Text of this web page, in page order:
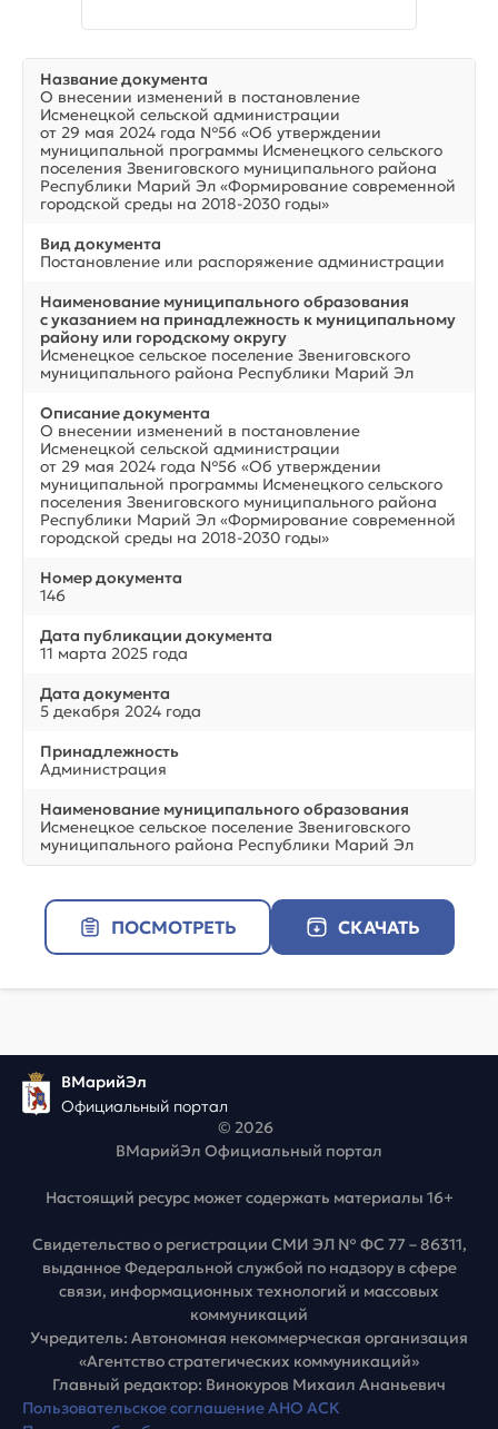
Название документа
О внесении изменений в постановление
Исменецкой сельской администрации
от 29 мая 2024 года №56 «Об утверждении
муниципальной программы Исменецкого сельского
поселения Звениговского муниципального района
Республики Марий Эл «Формирование современной
городской среды на 2018-2030 годы»
Вид документа
Постановление или распоряжение администрации
Наименование муниципального образования
с указанием на принадлежность к муниципальному
району или городскому округу
Исменецкое сельское поселение Звениговского
муниципального района Республики Марий Эл
Описание документа
О внесении изменений в постановление
Исменецкой сельской администрации
от 29 мая 2024 года №56 «Об утверждении
муниципальной программы Исменецкого сельского
поселения Звениговского муниципального района
Республики Марий Эл «Формирование современной
городской среды на 2018-2030 годы»
Номер документа
146
Дата публикации документа
11 марта 2025 года
Дата документа
5 декабря 2024 года
Принадлежность
Администрация
Наименование муниципального образования
Исменецкое сельское поселение Звениговского
муниципального района Республики Марий Эл
ПОСМОТРЕТЬ СКАЧАТЬ
ВМарийЭл
Официальный портал
© 2026
ВМарийЭл Официальный портал
Настоящий ресурс может содержать материалы 16+
Свидетельство о регистрации СМИ ЭЛ № ФС 77 – 86311,
выданное Федеральной службой по надзору в сфере
связи, информационных технологий и массовых
коммуникаций
Учредитель: Автономная некоммерческая организация
«Агентство стратегических коммуникаций»
Главный редактор: Винокуров Михаил Ананьевич
Пользовательское соглашение АНО АСК